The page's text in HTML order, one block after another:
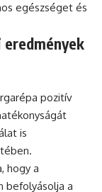
egészséget és
pozitív
is
hogy a
befolyásolja a